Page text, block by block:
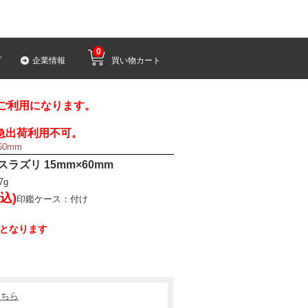
企業情報 買い物カート
0
用になります。
荷利用不可。
ラズリ 15mm×60mm
)印鑑ケース：付け
なります
ら